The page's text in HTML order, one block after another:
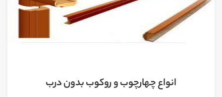
انواع چهارچوب و روکوب بدون درب